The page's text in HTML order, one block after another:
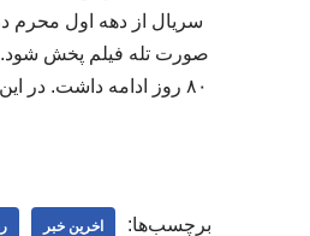
سریال از دهه اول محرم
۸۰ روز ادامه داشت. در
برچسب‌ها: اخرین خبر